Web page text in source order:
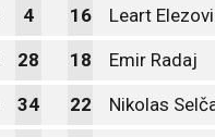
4 16 Leart
28 18 Emir Radaj
34 22 Nikolas